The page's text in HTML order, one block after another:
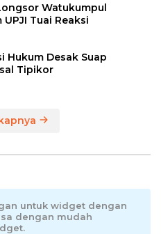
Watukumpul
Tuai Reaksi
Hukum Desak Suap
Tipikor
untuk widget dengan
dengan mudah